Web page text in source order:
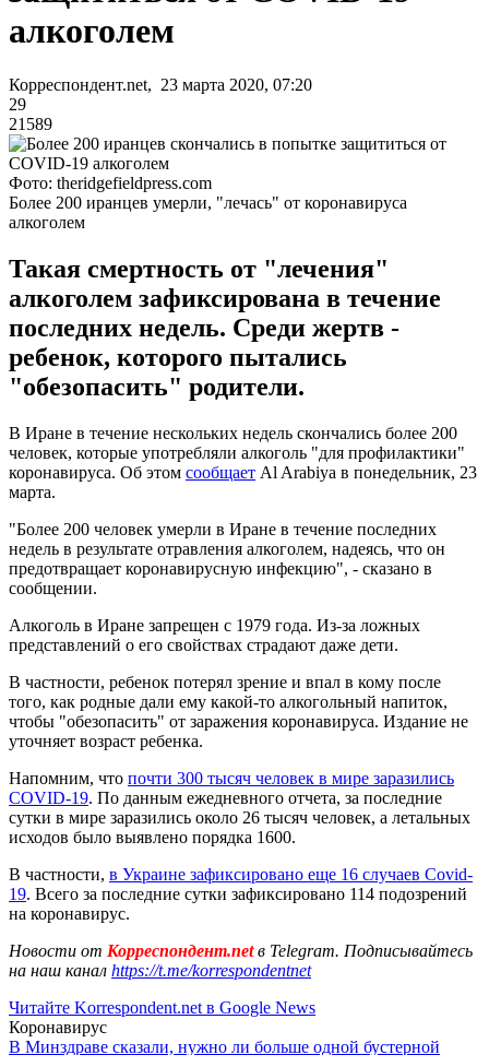
алкоголем
Корреспондент.net, 23 марта 2020, 07:20
29
21589
Фото: theridgefieldpress.com
Более 200 иранцев умерли, "лечась" от коронавируса
алкоголем
Такая смертность от "лечения"
алкоголем зафиксирована в течение
последних недель. Среди жертв -
ребенок, которого пытались
"обезопасить" родители.
В Иране в течение нескольких недель скончались более 200
человек, которые употребляли алкоголь "для профилактики"
коронавируса. Об этом сообщает Al Arabiya в понедельник, 23
марта.
"Более 200 человек умерли в Иране в течение последних
недель в результате отравления алкоголем, надеясь, что он
предотвращает коронавирусную инфекцию", - сказано в
сообщении.
Алкоголь в Иране запрещен с 1979 года. Из-за ложных
представлений о его свойствах страдают даже дети.
В частности, ребенок потерял зрение и впал в кому после
того, как родные дали ему какой-то алкогольный напиток,
чтобы "обезопасить" от заражения коронавируса. Издание не
уточняет возраст ребенка.
Напомним, что почти 300 тысяч человек в мире заразились
COVID-19. По данным ежедневного отчета, за последние
сутки в мире заразились около 26 тысяч человек, а летальных
исходов было выявлено порядка 1600.
В частности, в Украине зафиксировано еще 16 случаев Covid-
19. Всего за последние сутки зафиксировано 114 подозрений
на коронавирус.
Новости от Корреспондент.netв Telegram. Подписывайтесь
на наш канал https://t.me/korrespondentnet
Читайте Korrespondent.net в Google News
Коронавирус
В Минздраве сказали, нужно ли больше одной бустерной